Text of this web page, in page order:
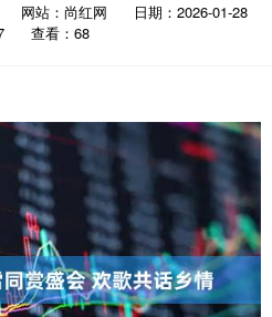
网站：尚红网
日期：2026-01-28
查看：68